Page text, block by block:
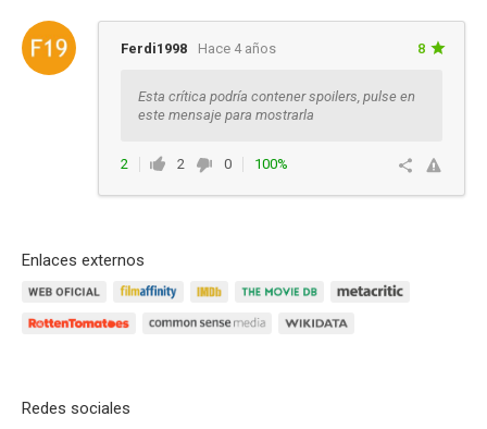
Ferdi1998 Hace 4 años 8
Esta crítica podría contener spoilers, pulse en
este mensaje para mostrarla
2 2 0
100%
Enlaces externos
Redes sociales